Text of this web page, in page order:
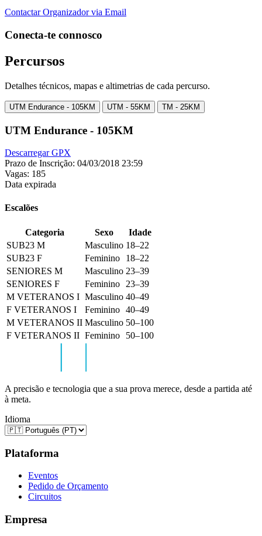
Contactar Organizador via Email
Conecta-te connosco
Percursos
Detalhes técnicos, mapas e altimetrias de cada percurso.
UTM Endurance - 105KM UTM - 55KM TM - 25KM
UTM Endurance - 105KM
Descarregar GPX
Prazo de Inscrição: 04/03/2018 23:59
Vagas: 185
Data expirada
Escalões
Categoria Sexo
Idade
SUB23 M
Masculino 18–22
SUB23 F
Feminino
18–22
SENIORES M
Masculino 23–39
SENIORES F
Feminino
23–39
M VETERANOS I Masculino 40–49
F VETERANOS I
Feminino 40–49
M VETERANOS II Masculino 50–100
F VETERANOS II Feminino 50–100
A precisão e tecnologia que a sua prova merece, desde a partida até
à meta.
Idioma
Plataforma
Eventos
Pedido de Orçamento
Circuitos
Empresa